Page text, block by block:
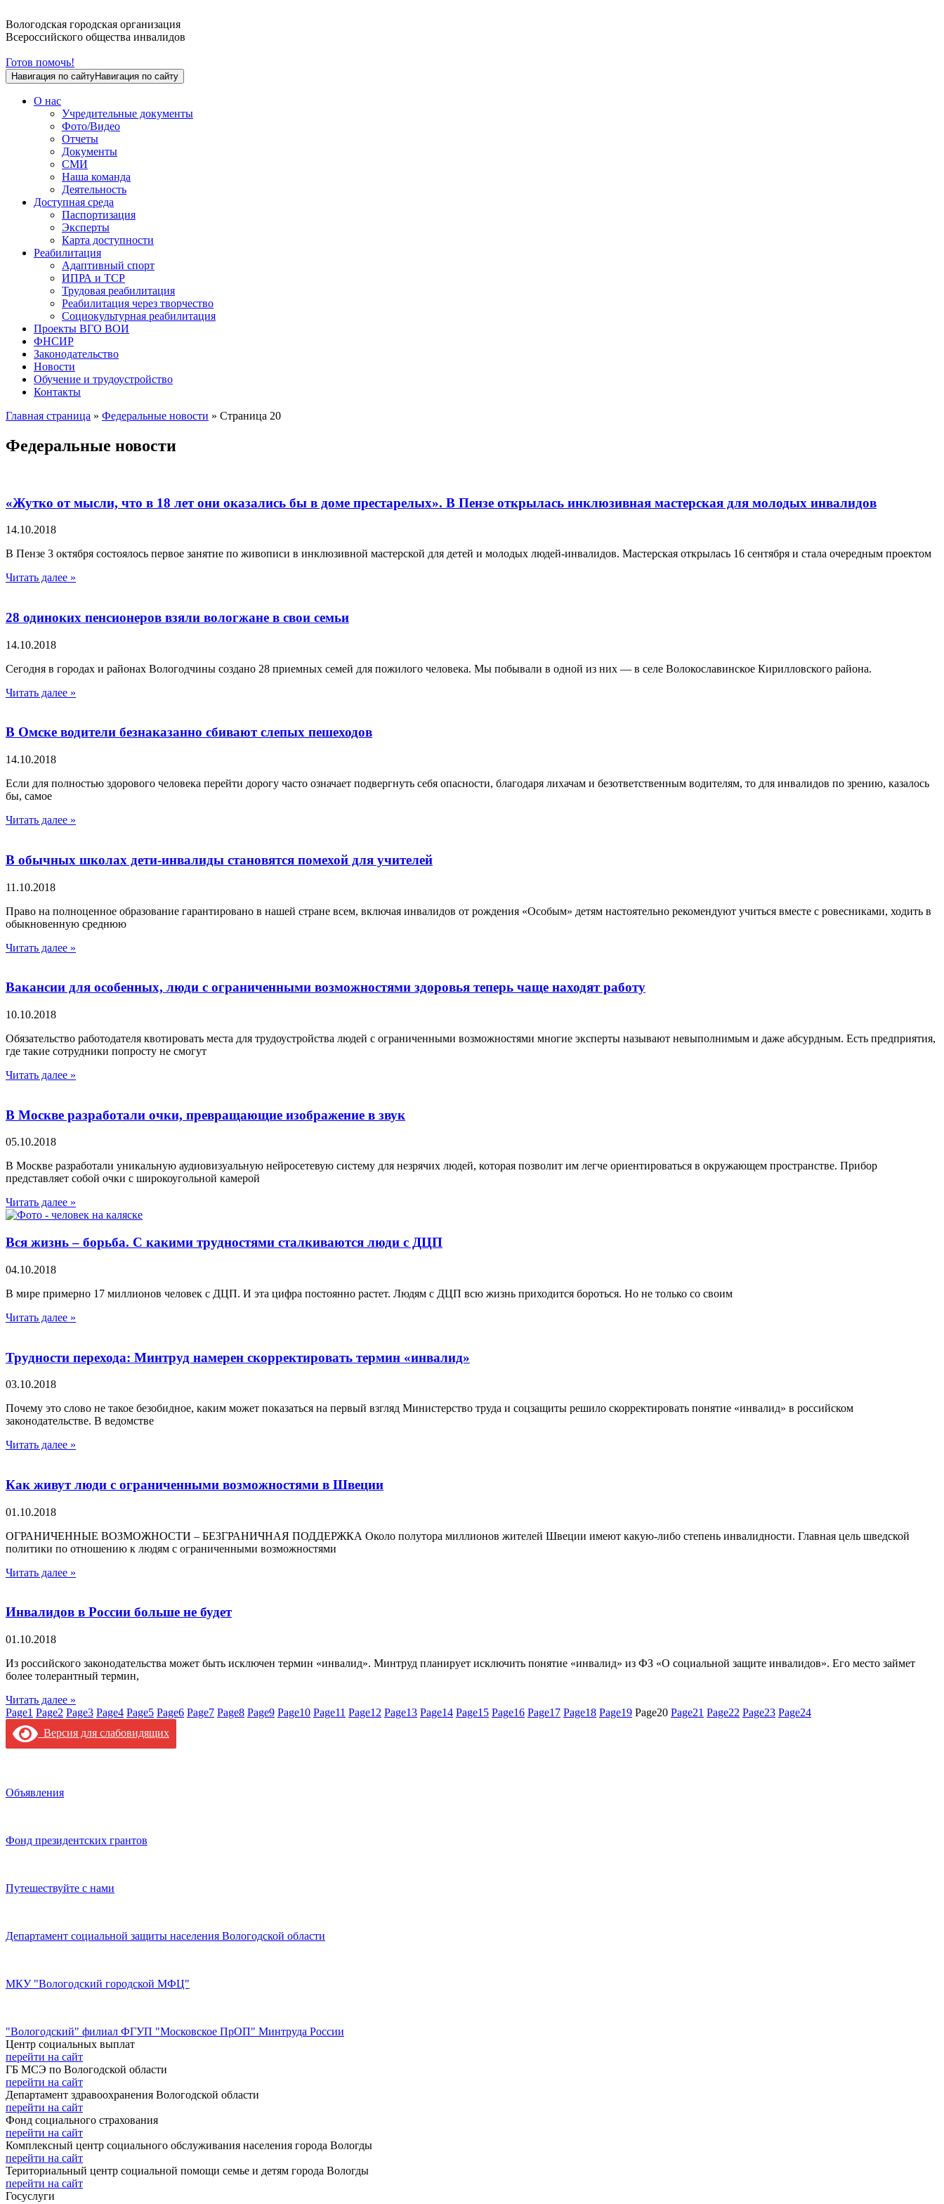
Вологодская городская организация
Всероссийского общества инвалидов
Готов помочь!
Навигация по сайтуНавигация по сайту
О нас
Учредительные документы
Фото/Видео
Отчеты
Документы
СМИ
Наша команда
Деятельность
Доступная среда
Паспортизация
Эксперты
Карта доступности
Реабилитация
Адаптивный спорт
ИПРА и ТСР
Трудовая реабилитация
Реабилитация через творчество
Социокультурная реабилитация
Проекты ВГО ВОИ
ФНСИР
Законодательство
Новости
Обучение и трудоустройство
Контакты
Главная страница » Федеральные новости » Страница 20
Федеральные новости
«Жутко от мысли, что в 18 лет они оказались бы в доме престарелых». В Пензе открылась инклюзивная мастерская для молодых инвалидов
14.10.2018
В Пензе 3 октября состоялось первое занятие по живописи в инклюзивной мастерской для детей и молодых людей-инвалидов. Мастерская открылась 16 сентября и стала очередным проектом
Читать далее »
28 одиноких пенсионеров взяли вологжане в свои семьи
14.10.2018
Сегодня в городах и районах Вологодчины создано 28 приемных семей для пожилого человека. Мы побывали в одной из них — в селе Волокославинское Кирилловского района.
Читать далее »
В Омске водители безнаказанно сбивают слепых пешеходов
14.10.2018
Если для полностью здорового человека перейти дорогу часто означает подвергнуть себя опасности, благодаря лихачам и безответственным водителям, то для инвалидов по зрению, казалось
бы, самое
Читать далее »
В обычных школах дети-инвалиды становятся помехой для учителей
11.10.2018
Право на полноценное образование гарантировано в нашей стране всем, включая инвалидов от рождения «Особым» детям настоятельно рекомендуют учиться вместе с ровесниками, ходить в
обыкновенную среднюю
Читать далее »
Вакансии для особенных, люди с ограниченными возможностями здоровья теперь чаще находят работу
10.10.2018
Обязательство работодателя квотировать места для трудоустройства людей с ограниченными возможностями многие эксперты называют невыполнимым и даже абсурдным. Есть предприятия,
где такие сотрудники попросту не смогут
Читать далее »
В Москве разработали очки, превращающие изображение в звук
05.10.2018
В Москве разработали уникальную аудиовизуальную нейросетевую систему для незрячих людей, которая позволит им легче ориентироваться в окружающем пространстве. Прибор
представляет собой очки с широкоугольной камерой
Читать далее »
Вся жизнь – борьба. С какими трудностями сталкиваются люди с ДЦП
04.10.2018
В мире примерно 17 миллионов человек с ДЦП. И эта цифра постоянно растет. Людям с ДЦП всю жизнь приходится бороться. Но не только со своим
Читать далее »
Трудности перехода: Минтруд намерен скорректировать термин «инвалид»
03.10.2018
Почему это слово не такое безобидное, каким может показаться на первый взгляд Министерство труда и соцзащиты решило скорректировать понятие «инвалид» в российском
законодательстве. В ведомстве
Читать далее »
Как живут люди с ограниченными возможностями в Швеции
01.10.2018
ОГРАНИЧЕННЫЕ ВОЗМОЖНОСТИ – БЕЗГРАНИЧНАЯ ПОДДЕРЖКА Около полутора миллионов жителей Швеции имеют какую-либо степень инвалидности. Главная цель шведской
политики по отношению к людям с ограниченными возможностями
Читать далее »
Инвалидов в России больше не будет
01.10.2018
Из российского законодательства может быть исключен термин «инвалид». Минтруд планирует исключить понятие «инвалид» из ФЗ «О социальной защите инвалидов». Его место займет
более толерантный термин,
Читать далее »
Page1 Page2 Page3 Page4 Page5 Page6 Page7 Page8 Page9 Page10 Page11 Page12 Page13 Page14 Page15 Page16 Page17 Page18 Page19 Page20 Page21 Page22 Page23 Page24
Версия для слабовидящих
Объявления
Фонд президентских грантов
Путешествуйте с нами
Департамент социальной защиты населения Вологодской области
МКУ "Вологодский городской МФЦ"
"Вологодский" филиал ФГУП "Московское ПрОП" Минтруда России
Центр социальных выплат
перейти на сайт
ГБ МСЭ по Вологодской области
перейти на сайт
Департамент здравоохранения Вологодской области
перейти на сайт
Фонд социального страхования
перейти на сайт
Комплексный центр социального обслуживания населения города Вологды
перейти на сайт
Териториальный центр социальной помощи семье и детям города Вологды
перейти на сайт
Госуслуги